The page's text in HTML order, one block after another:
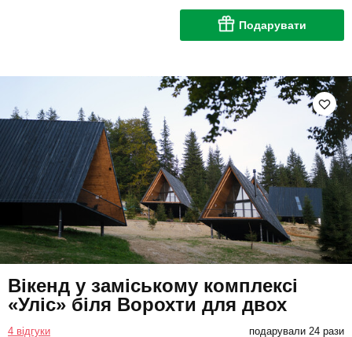
Подарувати
Вікенд у заміському комплексі
«Уліс» біля Ворохти для двох
4 відгуки подарували 24 рази